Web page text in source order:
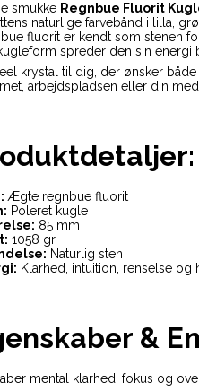
smukke Regnbue Fluorit
naturlige farvebånd i lilla,
fluorit er kendt som stenen
spreder den sin energi
krystal til dig, der ønsker
arbejdspladsen eller din
Ægte regnbue fluorit
Poleret kugle
85 mm
1058 gr
Naturlig sten
Klarhed, intuition, renselse og
&
mental klarhed, fokus og